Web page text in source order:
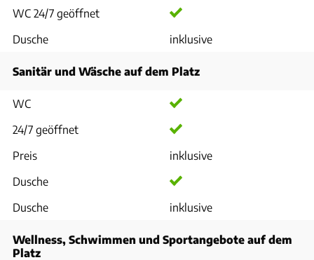
WC 24/7 geöffnet
Dusche
inklusive
Sanitär und Wäsche auf dem Platz
WC
24/7 geöffnet
Preis
inklusive
Dusche
Dusche
inklusive
Wellness, Schwimmen und Sportangebote auf dem
Platz